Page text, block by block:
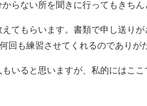
らない所を聞きに行ってもきちん
てもらいます。書類で申し送り
も練習させてくれるのでありが
いると思いますが、私的にはこ